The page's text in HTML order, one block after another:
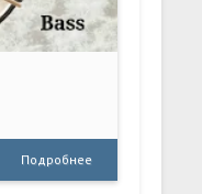
Подробнее